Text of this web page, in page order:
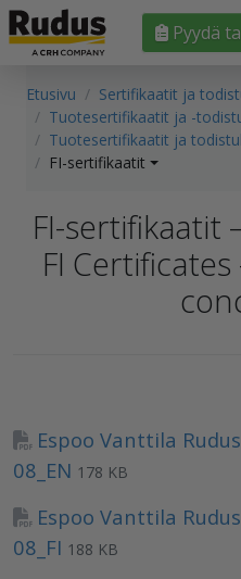
Pyydä
Etusivu
Sertifikaatit ja
Tuotesertifikaatit ja -
Tuotesertifikaatit ja
FI-sertifikaatit
FI-sertifikaatit
FI
Espoo Vanttila
08_EN 178 KB
Espoo Vanttila
08_FI 188 KB